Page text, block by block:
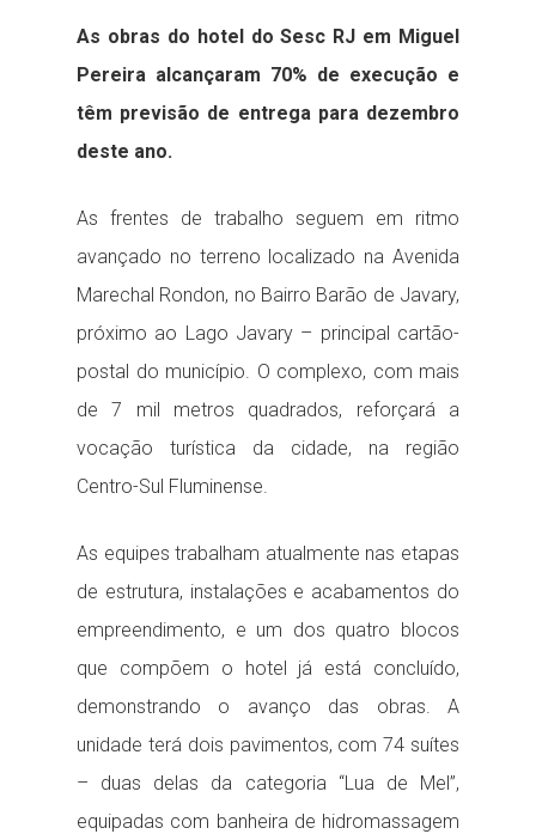
As obras do hotel do Sesc RJ em Miguel
Pereira alcançaram 70% de execução e
têm previsão de entrega para dezembro
deste ano.
As frentes de trabalho seguem em ritmo
avançado no terreno localizado na Avenida
Marechal Rondon, no Bairro Barão de Javary,
próximo ao Lago Javary – principal cartão-
postal do município. O complexo, com mais
de 7 mil metros quadrados, reforçará a
vocação turística da cidade, na região
Centro-Sul Fluminense.
As equipes trabalham atualmente nas etapas
de estrutura, instalações e acabamentos do
empreendimento, e um dos quatro blocos
que compõem o hotel já está concluído,
demonstrando o avanço das obras. A
unidade terá dois pavimentos, com 74 suítes
– duas delas da categoria “Lua de Mel”,
equipadas com banheira de hidromassagem